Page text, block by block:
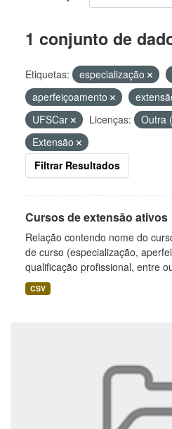
1 conjunto de
Etiquetas: especialização
aperfeiçoamento
UFSCar
Licenças: Outra
Extensão
Filtrar Resultados
Cursos de extensão ativos
Relação contendo nome do
de curso (especialização,
qualificação profissional, entre
CSV